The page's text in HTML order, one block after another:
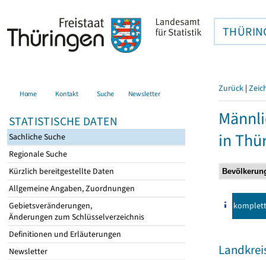
Home Kontakt Suche Newsletter
STATISTISCHE DATEN
Sachliche Suche
Regionale Suche
Kürzlich bereitgestellte Daten
Allgemeine Angaben, Zuordnungen
Gebietsveränderungen,
Änderungen zum Schlüsselverzeichnis
Definitionen und Erläuterungen
Newsletter
Zurück |
in
komplett